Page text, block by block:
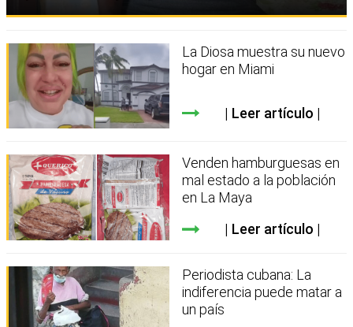
La Diosa muestra su nuevo
hogar en Miami
Leer artículo
Venden hamburguesas en
mal estado a la población
en La Maya
Leer artículo
Periodista cubana: La
indiferencia puede matar a
un país